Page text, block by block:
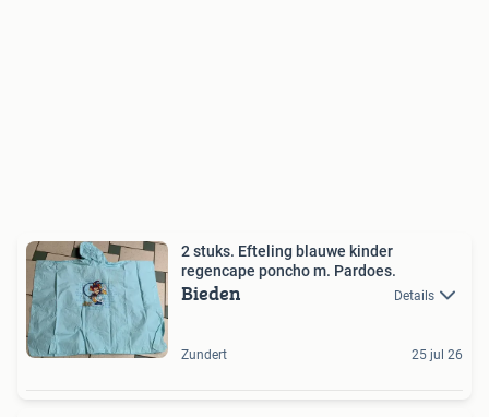
2 stuks. Efteling blauwe kinder
regencape poncho m. Pardoes.
Bieden Details
Zundert 25 jul 26